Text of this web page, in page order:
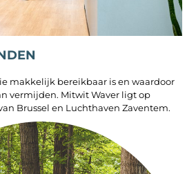
makkelijk bereikbaar is en waardoor
vermijden. Mitwit Waver ligt op
Brussel en Luchthaven Zaventem.